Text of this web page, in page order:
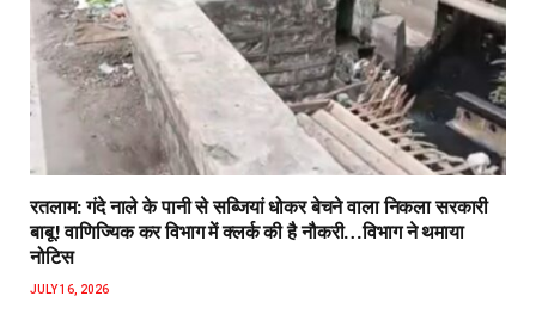
रतलाम: गंदे नाले के पानी से सब्जियां धोकर बेचने वाला निकला सरकारी
बाबू! वाणिज्यिक कर विभाग में क्लर्क की है नौकरी…विभाग ने थमाया
नोटिस
JULY 16, 2026